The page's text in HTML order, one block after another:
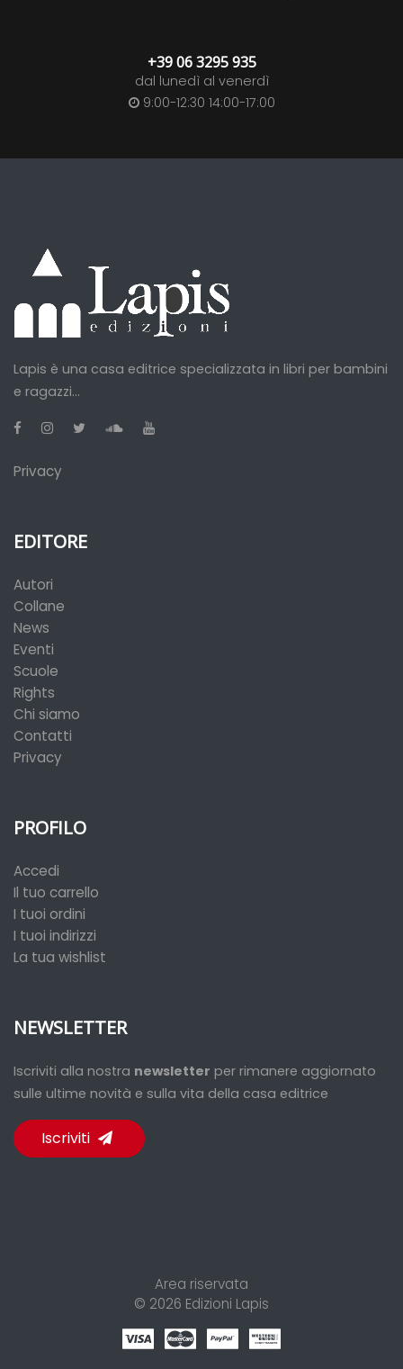
+39 06 3295 935
dal lunedì al venerdì
9:00-12:30 14:00-17:00
Lapis è una casa editrice specializzata in libri per bambini
e ragazzi...
Privacy
EDITORE
Autori
Collane
News
Eventi
Scuole
Rights
Chi siamo
Contatti
Privacy
PROFILO
Accedi
Il tuo carrello
I tuoi ordini
I tuoi indirizzi
La tua wishlist
NEWSLETTER
Iscriviti alla nostra newsletter per rimanere aggiornato
sulle ultime novità e sulla vita della casa editrice
Iscriviti
Area riservata
© 2026 Edizioni Lapis